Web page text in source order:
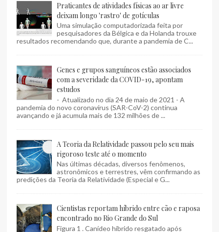
Praticantes de atividades físicas ao ar livre
deixam longo 'rastro' de gotículas
Uma simulação computadorizada feita por
pesquisadores da Bélgica e da Holanda trouxe
resultados recomendando que, durante a pandemia de C...
Genes e grupos sanguíneos estão associados
com a severidade da COVID-19, apontam
estudos
- Atualizado no dia 24 de maio de 2021 - A
pandemia do novo coronavírus (SAR-CoV-2) continua
avançando e já acumula mais de 132 milhões de ...
A Teoria da Relatividade passou pelo seu mais
rigoroso teste até o momento
Nas últimas décadas, diversos fenômenos,
astronômicos e terrestres, vêm confirmando as
predições da Teoria da Relatividade (Especial e G...
Cientistas reportam híbrido entre cão e raposa
encontrado no Rio Grande do Sul
Figura 1 . Canídeo híbrido resgatado após